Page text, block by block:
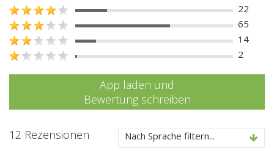
22
65
14
2
App laden und
Bewertung schreiben
12 Rezensionen Nach Sprache filtern...